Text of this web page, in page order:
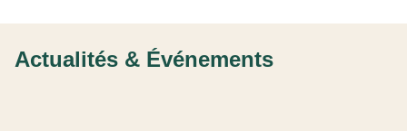
Actualités & Événements